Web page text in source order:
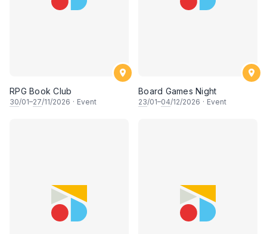
RPG Book Club
30/01–27/11/2026 · Event
Board Games Night
23/01–04/12/2026 · Event